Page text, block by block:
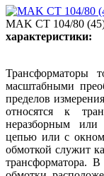
MAK CT 104/80
характеристики:
Трансформаторы
масштабными
пределов
относятся к
неразборным или
цепью или с
обмоткой служит
трансформатора.